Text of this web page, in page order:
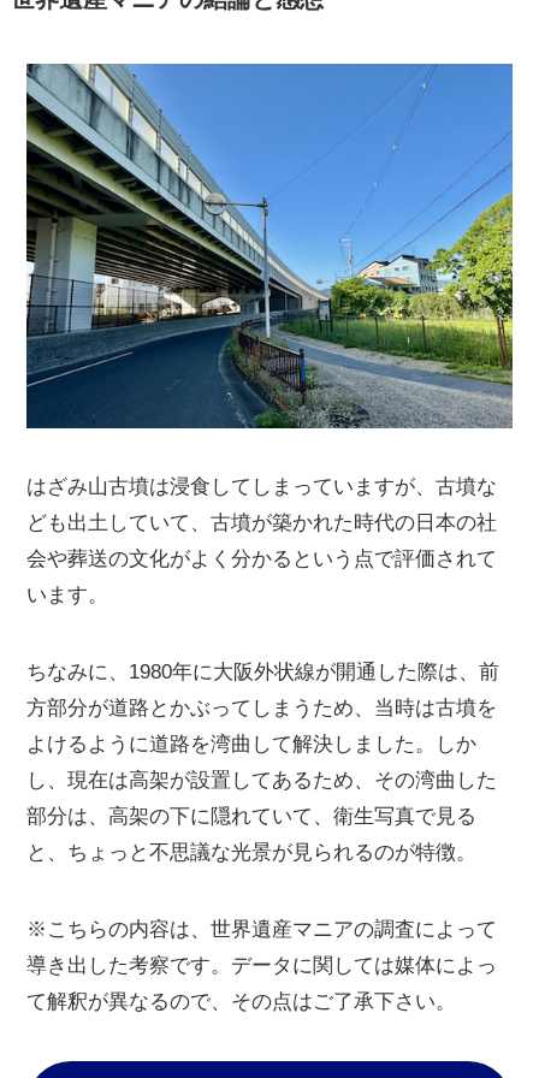
はざみ山古墳は浸食してしまっていますが、古墳な
ども出土していて、古墳が築かれた時代の日本の社
会や葬送の文化がよく分かるという点で評価されて
います。
ちなみに、1980年に大阪外状線が開通した際は、前
方部分が道路とかぶってしまうため、当時は古墳を
よけるように道路を湾曲して解決しました。しか
し、現在は高架が設置してあるため、その湾曲した
部分は、高架の下に隠れていて、衛生写真で見る
と、ちょっと不思議な光景が見られるのが特徴。
※こちらの内容は、世界遺産マニアの調査によって
導き出した考察です。データに関しては媒体によっ
て解釈が異なるので、その点はご了承下さい。